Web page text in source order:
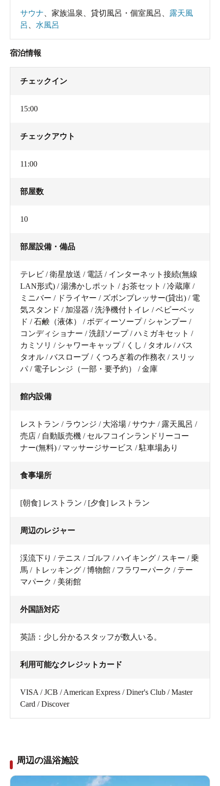
サウナ 家族温泉 貸切風呂・個室風呂
露天風
呂
水風呂
宿泊情報
チェックイン
15:00
チェックアウト
11:00
部屋数
10
部屋設備・備品
テレビ / 衛星放送 / 電話 / インターネット接続(無線
LAN形式) / 湯沸かしポット / お茶セット / 冷蔵庫 /
ミニバー / ドライヤー / ズボンプレッサー(貸出) / 電
気スタンド / 加湿器 / 洗浄機付トイレ / ベビーベッ
ド / 石鹸（液体） / ボディーソープ / シャンプー /
コンディショナー / 洗顔ソープ / ハミガキセット /
カミソリ / シャワーキャップ / くし / タオル / バス
タオル / バスローブ / くつろぎ着の作務衣 / スリッ
パ / 電子レンジ（一部・要予約） / 金庫
館内設備
レストラン / ラウンジ / 大浴場 / サウナ / 露天風呂 /
売店 / 自動販売機 / セルフコインランドリーコー
ナー(無料) / マッサージサービス / 駐車場あり
食事場所
[朝食] レストラン / [夕食] レストラン
周辺のレジャー
渓流下り / テニス / ゴルフ / ハイキング / スキー / 乗
馬 / トレッキング / 博物館 / フラワーパーク / テー
マパーク / 美術館
外国語対応
英語：少し分かるスタッフが数人いる。
利用可能なクレジットカード
VISA / JCB / American Express / Diner's Club / Master
Card / Discover
周辺の温浴施設